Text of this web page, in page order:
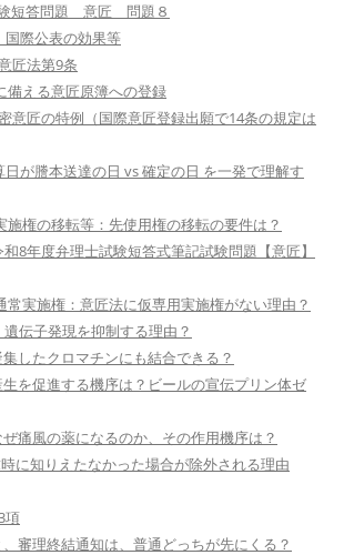
短答問題 意匠 問題８
際公表の効果等
匠法第9条
備える意匠原簿への登録
匠の特例（国際意匠登録出願で14条の規定は
が謄本送達の日 vs 確定の日 を一発で理解す
施権の移転等：先使用権の移転の要件は？
8年度弁理士試験短答式筆記試験問題【意匠】
常実施権：意匠法に仮専用実施権がない理由？
伝子発現を抑制する理由？
したクロマチンにも結合できる？
を促進する機序は？ビールの宣伝プリン体ゼ
痛風の薬になるのか、その作用機序は？
に知りえたなかった場合が除外される理由
項
審理終結通知は、普通どっちが先にくる？